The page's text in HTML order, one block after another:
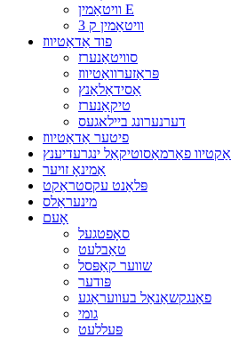
וויטאַמין E
וויטאַמין ק 3
פוד אַדאַטיווז
סוויטאַנערז
פּראַזערוואַטיווז
אַסידאַלאַנץ
טיקאַנערז
דערנערונג ביילאגעס
פיטער אַדאַטיווז
אַקטיוו פאַרמאַסוטיקאַל ינגרעדיענץ
אַמינאָ זויער
פּלאַנט עקסטראַקט
מינעראַלס
אָעם
סאָפטגעל
טאַבלעט
שווער קאַפּסל
פּודער
פאַנגקשאַנאַל בעוועראַגע
גומי
פּעללעט